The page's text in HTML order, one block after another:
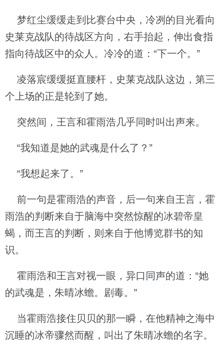
梦红尘缓缓走到比赛台中央，冷冽的目光看向
史莱克战队的待战区方向，右手抬起，伸出食指
指向待战区中的众人。冷冷的道：“下一个。”
凌落宸缓缓挺直腰杆，史莱克战队这边，第三
个上场的正是轮到了她。
突然间，王言和霍雨浩几乎同时叫出声来。
“我知道是她的武魂是什么了？”
“我想起来了。”
前一句是霍雨浩的声音，后一句来自王言，霍
雨浩的判断来自于脑海中突然惊醒的冰碧帝皇
蝎，而王言的判断，则来自于他博览群书的知
识。
霍雨浩和王言对视一眼，异口同声的道：“她
的武魂是，朱晴冰蟾。剧毒。”
当霍雨浩接住贝贝的那一瞬，在他精神之海中
沉睡的冰帝骤然而醒，叫出了朱晴冰蟾的名字。